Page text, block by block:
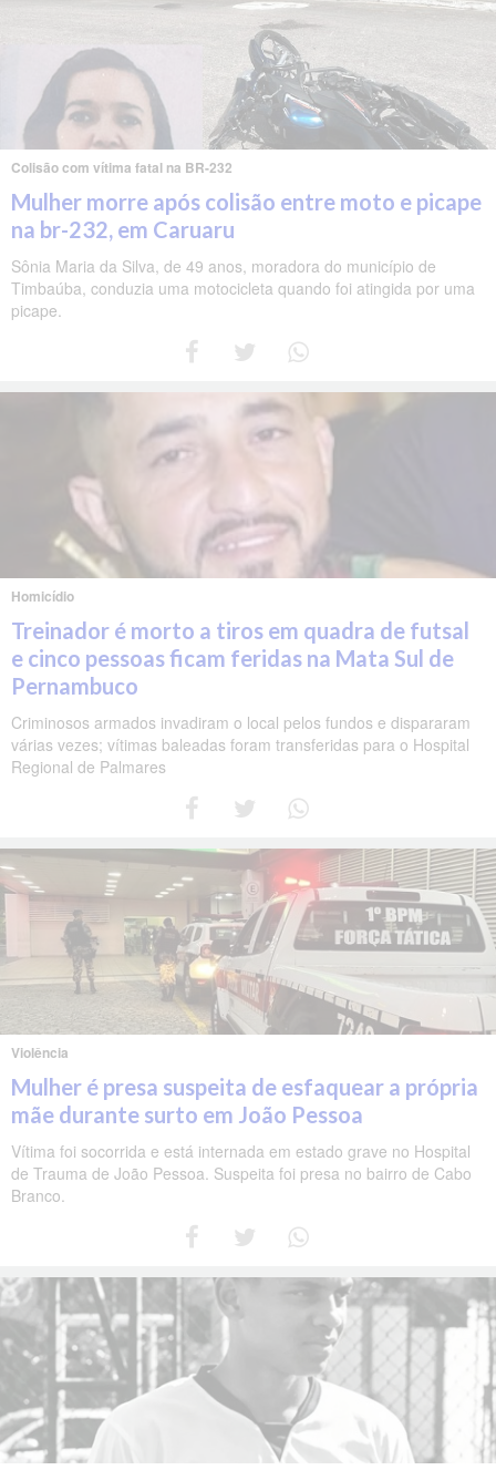
Colisão com vítima fatal na BR-232
Mulher morre após colisão entre moto e picape
na br-232, em Caruaru
Sônia Maria da Silva, de 49 anos, moradora do município de
Timbaúba, conduzia uma motocicleta quando foi atingida por uma
picape.
Homicídio
Treinador é morto a tiros em quadra de futsal
e cinco pessoas ficam feridas na Mata Sul de
Pernambuco
Criminosos armados invadiram o local pelos fundos e dispararam
várias vezes; vítimas baleadas foram transferidas para o Hospital
Regional de Palmares
Violência
Mulher é presa suspeita de esfaquear a própria
mãe durante surto em João Pessoa
Vítima foi socorrida e está internada em estado grave no Hospital
de Trauma de João Pessoa. Suspeita foi presa no bairro de Cabo
Branco.